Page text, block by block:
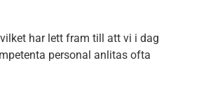
har lett fram till att vi i dag
personal anlitas ofta